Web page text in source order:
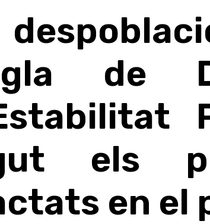
de
els
en el